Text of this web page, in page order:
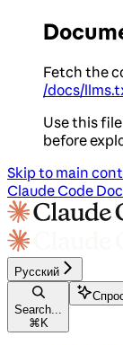
Fetch the
/docs/
Use this
before
Skip to main
Claude Code
Русский
Search...
⌘ K